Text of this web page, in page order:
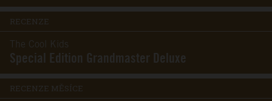
RECENZE
The Cool Kids
Special Edition Grandmaster Deluxe
RECENZE MĚSÍCE